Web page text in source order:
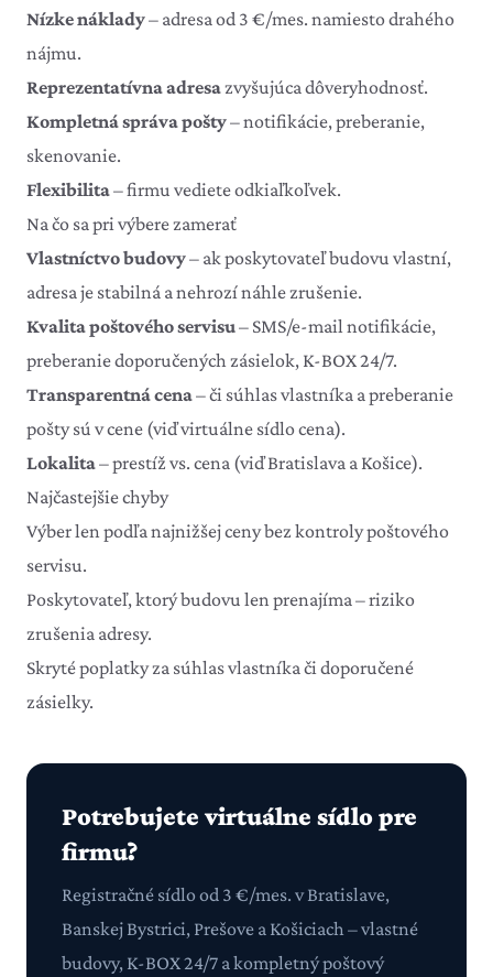
Nízke náklady– adresa od 3 €/mes. namiesto drahého
nájmu.
Reprezentatívna adresazvyšujúca dôveryhodnosť.
Kompletná správa pošty– notifikácie, preberanie,
skenovanie.
Flexibilita– firmu vediete odkiaľkoľvek.
Na čo sa pri výbere zamerať
Vlastníctvo budovy– ak poskytovateľ budovu vlastní,
adresa je stabilná a nehrozí náhle zrušenie.
Kvalita poštového servisu– SMS/e-mail notifikácie,
preberanie doporučených zásielok, K-BOX 24/7.
Transparentná cena– či súhlas vlastníka a preberanie
pošty sú v cene (viďvirtuálne sídlo cena).
Lokalita– prestíž vs. cena (viďBratislava a Košice).
Najčastejšie chyby
Výber len podľa najnižšej ceny bez kontroly poštového
servisu.
Poskytovateľ, ktorý budovu len prenajíma – riziko
zrušenia adresy.
Skryté poplatky za súhlas vlastníka či doporučené
zásielky.
Potrebujete virtuálne sídlo pre
firmu?
Registračné sídlo od 3 €/mes. v Bratislave,
Banskej Bystrici, Prešove a Košiciach – vlastné
budovy, K-BOX 24/7 a kompletný poštový